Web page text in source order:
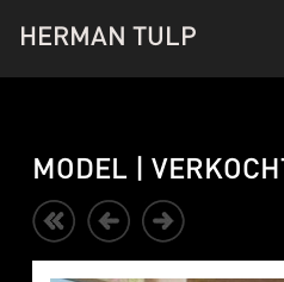
HERMAN TULP
MODEL | VERKOCHT